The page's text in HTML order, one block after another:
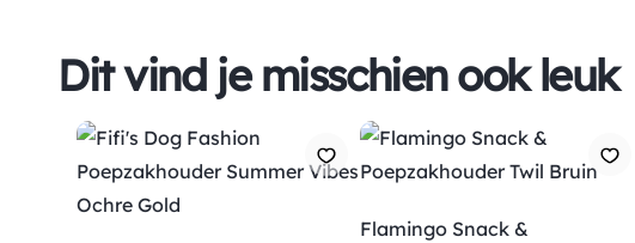
Dit vind je misschien ook leuk
Flamingo Snack &